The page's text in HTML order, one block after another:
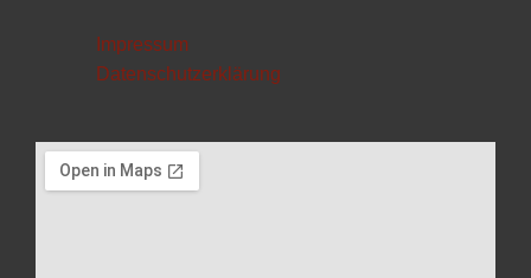
Impressum
Datenschutzerklärung